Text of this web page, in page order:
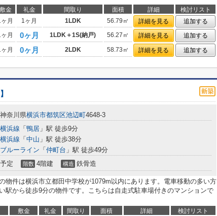
敷金 礼金 間取り 面積 詳細
検討リスト
月 1ヶ月 1LDK 56.79㎡ 詳細を見る
追加する
月 0ヶ月 1LDK＋1S(納戸) 56.27㎡ 詳細を見る
追加する
月 0ヶ月 2LDK 58.73㎡ 詳細を見る 追加する
神奈川県横浜市都筑区池辺町4648-3
横浜線 「 鴨居 」駅 徒歩9分
横浜線 「 中山 」駅 徒歩38分
ブルーライン 「 仲町台 」駅 徒歩49分
予定 階数 4階建 構造 鉄骨造
物件は横浜市立都田中学校が1079m以内にあります。電車移動の多い方
駅から徒歩9分の物件です。こちらは自走式駐車場付きのマンションで
敷金 礼金 間取り 面積 詳細
検討リスト